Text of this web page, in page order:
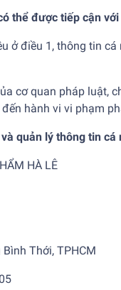
thể được tiếp cận
ở điều 1, thông tin
cơ quan pháp luật,
hành vi vi phạm
quản lý thông tin cá
HÀ LÊ
Thới, TPHCM